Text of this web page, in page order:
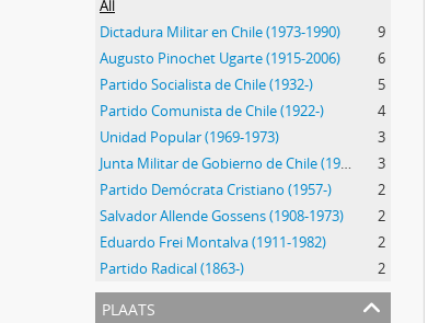
All
Dictadura Militar en Chile (1973-1990)
9
Augusto Pinochet Ugarte (1915-2006)
6
Partido Socialista de Chile (1932-)
5
Partido Comunista de Chile (1922-)
4
Unidad Popular (1969-1973)
3
Junta Militar de Gobierno de Chile (1973-1990)
3
Partido Demócrata Cristiano (1957-)
2
Salvador Allende Gossens (1908-1973)
2
Eduardo Frei Montalva (1911-1982)
2
Partido Radical (1863-)
2
plaats